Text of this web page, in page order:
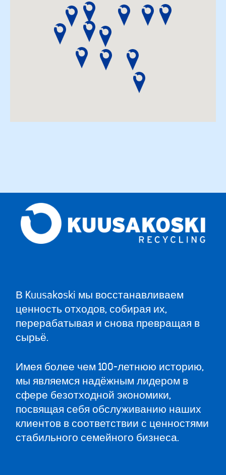
В Kuusakoski мы восстанавливаем
ценность отходов, собирая их,
перерабатывая и снова превращая в
сырьё.
Имея более чем 100-летнюю историю,
мы являемся надёжным лидером в
сфере безотходной экономики,
посвящая себя обслуживанию наших
клиентов в соответствии с ценностями
стабильного семейного бизнеса.